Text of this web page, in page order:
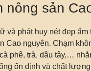
sản
phát huy nét đẹp ẩm
Cao nguyên. Chạm
phê, trà, dâu tây,…
ổn định và chất